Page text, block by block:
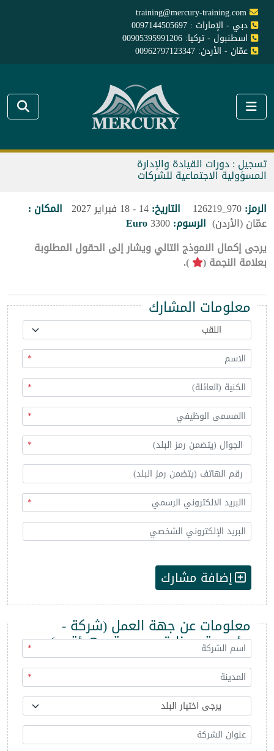
training@mercury-training.com
دبي - الإمارات : 0097144505697
اسطنبول - تركيا: 00905395991206
عمّان - الأردن: 00962797123347
تسجيل : دورات القيادة والإدارة
المسؤولية الاجتماعية للشركات
الرمز:
التاريخ: المكان :
عمّان (الأردن) الرسوم:3300
Euro
يرجى إكمال النموذج التالي ويشار إلى الحقول المطلوبة
بعلامة النجمة ( ).
معلومات المشارك
*
*
*
*
*
إضافة مشارك
معلومات عن جهة العمل (شركة -
مؤسسة - وزارة - مديرية - هيئة ...)
*
*